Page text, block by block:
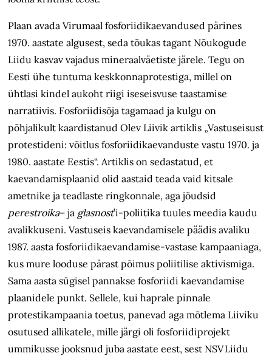
Plaan avada Virumaal fosforiidikaevandused pärines
1970. aastate algusest, seda tõukas tagant Nõukogude
Liidu kasvav vajadus mineraalväetiste järele. Tegu on
Eesti ühe tuntuma keskkonnaprotestiga, millel on
ühtlasi kindel aukoht riigi iseseisvuse taastamise
narratiivis. Fosforiidisõja tagamaad ja kulgu on
põhjalikult kaardistanud Olev Liivik artiklis „Vastuseisust
protestideni: võitlus fosforiidikaevanduste vastu 1970. ja
1980. aastate Eestis“. Artiklis on sedastatud, et
kaevandamisplaanid olid aastaid teada vaid kitsale
ametnike ja teadlaste ringkonnale, aga jõudsid
perestroika– ja glasnost’i-poliitika tuules meedia kaudu
avalikkuseni. Vastuseis kaevandamisele päädis avaliku
1987. aasta fosforiidikaevandamise-vastase kampaaniaga,
kus mure looduse pärast põimus poliitilise aktivismiga.
Sama aasta sügisel pannakse fosforiidi kaevandamise
plaanidele punkt. Sellele, kui haprale pinnale
protestikampaania toetus, panevad aga mõtlema Liiviku
osutused allikatele, mille järgi oli fosforiidiprojekt
ummikusse jooksnud juba aastate eest, sest NSV Liidu